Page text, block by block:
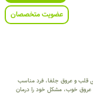
عضویت متخصصان
قلب و عروق جلفا، فرد مناسب
عروق خوب، مشکل خود را درمان